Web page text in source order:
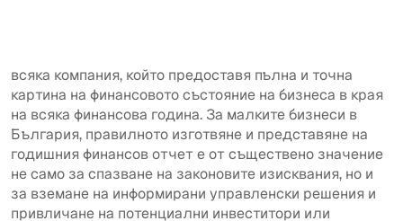
всяка компания, който предоставя пълна и точна
картина на финансовото състояние на бизнеса в края
на всяка финансова година. За малките бизнеси в
България, правилното изготвяне и представяне на
годишния финансов отчет е от съществено значение
не само за спазване на законовите изисквания, но и
за вземане на информирани управленски решения и
привличане на потенциални инвеститори или